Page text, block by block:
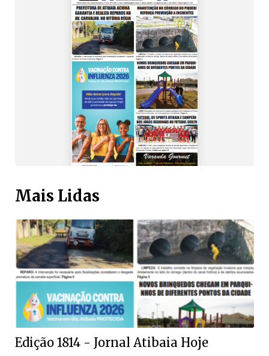
Mais Lidas
Edição 1814 - Jornal Atibaia Hoje